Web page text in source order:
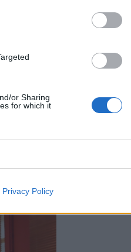
or Sharing
for which it
Privacy Policy
vyjádření
technické
připravenost
neznamená
patrné, zda
považují za